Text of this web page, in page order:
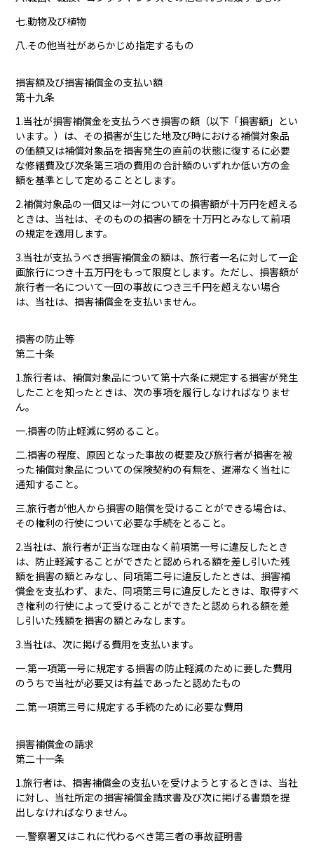
七.動物及び植物
八.その他当社があらかじめ指定するもの
損害額及び損害補償金の支払い額
第十九条
1.当社が損害補償金を支払うべき損害の額（以下「損害額」とい
います。）は、その損害が生じた地及び時における補償対象品
の価額又は補償対象品を損害発生の直前の状態に復するに必要
な修繕費及び次条第三項の費用の合計額のいずれか低い方の金
額を基準として定めることとします。
2.補償対象品の一個又は一対についての損害額が十万円を超える
ときは、当社は、そのものの損害の額を十万円とみなして前項
の規定を適用します。
3.当社が支払うべき損害補償金の額は、旅行者一名に対して一企
画旅行につき十五万円をもって限度とします。ただし、損害額が
旅行者一名について一回の事故につき三千円を超えない場合
は、当社は、損害補償金を支払いません。
損害の防止等
第二十条
1.旅行者は、補償対象品について第十六条に規定する損害が発生
したことを知ったときは、次の事項を履行しなければなりませ
ん。
一.損害の防止軽減に努めること。
二.損害の程度、原因となった事故の概要及び旅行者が損害を被
った補償対象品についての保険契約の有無を、遅滞なく当社に
通知すること。
三.旅行者が他人から損害の賠償を受けることができる場合は、
その権利の行使について必要な手続をとること。
2.当社は、旅行者が正当な理由なく前項第一号に違反したとき
は、防止軽減することができたと認められる額を差し引いた残
額を損害の額とみなし、同項第二号に違反したときは、損害補
償金を支払わず、また、同項第三号に違反したときは、取得すべ
き権利の行使によって受けることができたと認められる額を差
し引いた残額を損害の額とみなします。
3.当社は、次に掲げる費用を支払います。
一.第一項第一号に規定する損害の防止軽減のために要した費用
のうちで当社が必要又は有益であったと認めたもの
二.第一項第三号に規定する手続のために必要な費用
損害補償金の請求
第二十一条
1.旅行者は、損害補償金の支払いを受けようとするときは、当社
に対し、当社所定の損害補償金請求書及び次に掲げる書類を提
出しなければなりません。
一.警察署又はこれに代わるべき第三者の事故証明書